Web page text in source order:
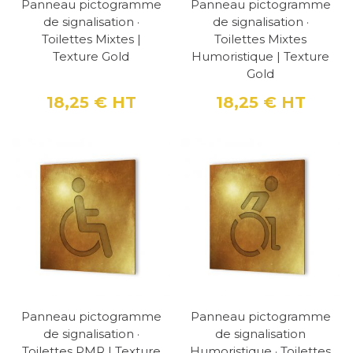
inclusif.
Panneau pictogramme de signalisation
"Toilettes Mixtes Humoristique" | Texture Gold
: Une version humoristique pour les toilettes
Panneau pictogramme de signalisation
"Toilettes PMR" | Texture Gold: Conçu pour
signaler les toilettes accessibles aux
personnes à mobilité réduite, avec un
pictogramme clair et reconnaissable.
Humoristique "Toilettes PMR" | Texture Gold:
Une approche plus légère pour indiquer les
Panneau pictogramme
de signalisation ·
Toilettes Mixtes |
Texture Gold
Prix
18,25 € HT
Panneau pictogramme
de signalisation ·
Toilettes Mixtes
Humoristique | Texture
Gold
Prix
18,25 € HT
Panneau pictogramme
de signalisation ·
Panneau pictogramme
de signalisation